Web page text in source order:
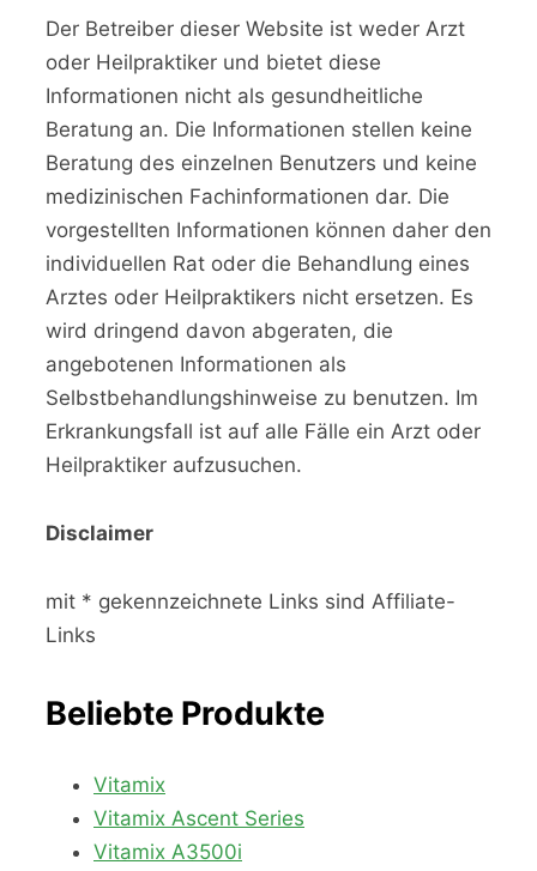
Der Betreiber dieser Website ist weder Arzt
oder Heilpraktiker und bietet diese
Informationen nicht als gesundheitliche
Beratung an. Die Informationen stellen keine
Beratung des einzelnen Benutzers und keine
medizinischen Fachinformationen dar. Die
vorgestellten Informationen können daher den
individuellen Rat oder die Behandlung eines
Arztes oder Heilpraktikers nicht ersetzen. Es
wird dringend davon abgeraten, die
angebotenen Informationen als
Selbstbehandlungshinweise zu benutzen. Im
Erkrankungsfall ist auf alle Fälle ein Arzt oder
Heilpraktiker aufzusuchen.
Disclaimer
mit * gekennzeichnete Links sind Affiliate-
Links
Beliebte Produkte
Vitamix
Vitamix Ascent Series
Vitamix A3500i